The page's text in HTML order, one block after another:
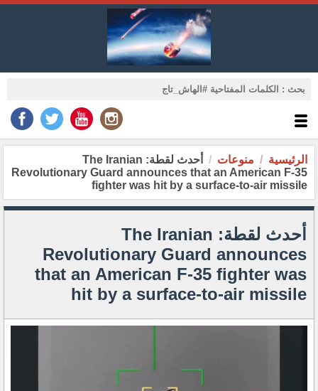
الرئيسية منوعات
أحدث لقطة: The Iranian
Revolutionary Guard announces that an American F-35
fighter was hit by a surface-to-air missile
أحدث لقطة: The Iranian
Revolutionary Guard announces
that an American F-35 fighter was
hit by a surface-to-air missile